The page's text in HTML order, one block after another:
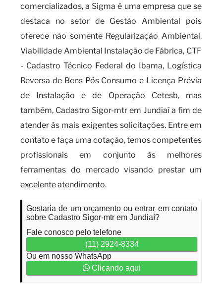
comercializados, a Sigma é uma empresa que se
destaca no setor de Gestão Ambiental pois
oferece não somente Regularização Ambiental,
Viabilidade Ambiental Instalação de Fábrica, CTF
- Cadastro Técnico Federal do Ibama, Logística
Reversa de Bens Pós Consumo e Licença Prévia
de Instalação e de Operação Cetesb, mas
também, Cadastro Sigor-mtr em Jundiaí a fim de
atender às mais exigentes solicitações. Entre em
contato e faça uma cotação, temos competentes
profissionais em conjunto às melhores
ferramentas do mercado visando prestar um
excelente atendimento.
Gostaria de um orçamento ou entrar em contato
sobre Cadastro Sigor-mtr em Jundiaí?
Fale conosco pelo telefone
(11) 2924-8334
Ou em nosso WhatsApp
Clicando aqui